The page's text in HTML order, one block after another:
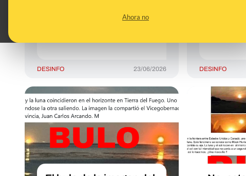
Ahora no
ojos, sino todo lo
DESINFO 23/06/2026
no
DESINFO